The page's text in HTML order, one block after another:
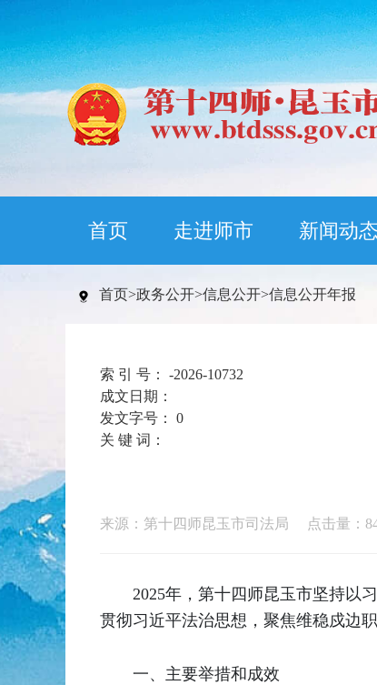
首页 走进师市 新闻动态
首页>政务公开>信息公开>信息公开年报
索 引 号： -2026-10732
成文日期：
发文字号：
0
关 键 词：
来源：第十四师昆玉市司法局 点击量：
2025年，第十四师昆玉市坚持以
贯彻习近平法治思想，聚焦维稳戍边
一、主要举措和成效